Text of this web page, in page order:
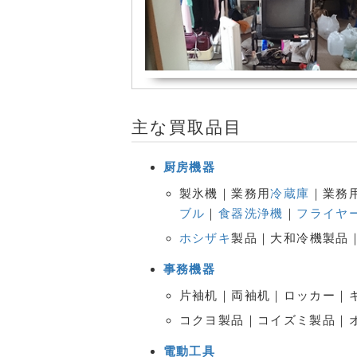
主な買取品目
厨房機器
製氷機｜業務用冷蔵庫 ｜業務
ブル ｜ 食器洗浄機 ｜ フライヤ
ホシザキ製品｜大和冷機製品
事務機器
片袖机｜両袖机｜ロッカー
コクヨ製品｜コイズミ製品｜
電動工具